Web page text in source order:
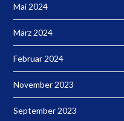
Mai 2024
März 2024
Februar 2024
November 2023
September 2023